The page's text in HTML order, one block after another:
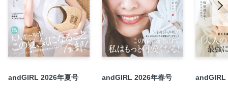
andGIRLスーパーメイツ4期生をClose up！
次号予告
読者プレゼント
HOROSCOPE andGIRL
andGIRL 2026年夏号 andGIRL 2026年春号 andGIRL